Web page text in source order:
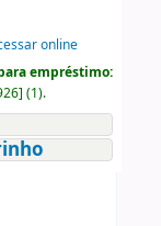
online
empréstimo:
] (1).